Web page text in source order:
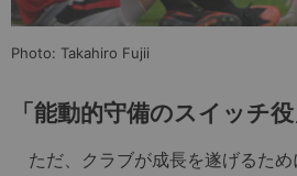
Photo: Takahiro Fujii
「能動的守備のスイッチ
ただ、クラブが成長を遂げるた